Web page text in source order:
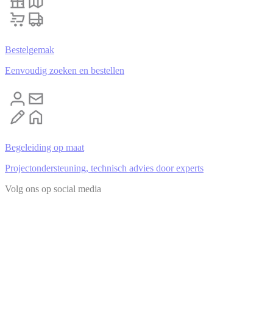
Bestelgemak
Eenvoudig zoeken en bestellen
Begeleiding op maat
Projectondersteuning, technisch advies door experts
Volg ons op social media